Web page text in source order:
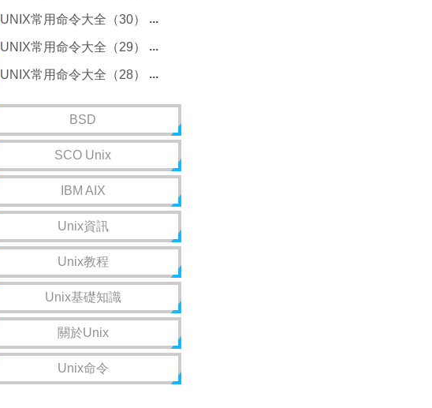
UNIX常用命令大全（30）
UNIX常用命令大全（29）
UNIX常用命令大全（28）
BSD
SCO Unix
IBM AIX
Unix資訊
Unix教程
Unix基礎知識
關於Unix
Unix命令